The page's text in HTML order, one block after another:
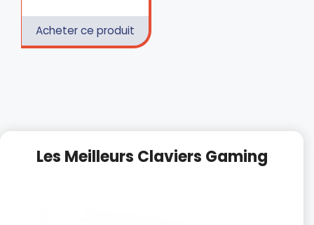
Acheter ce produit
Les Meilleurs Claviers Gaming